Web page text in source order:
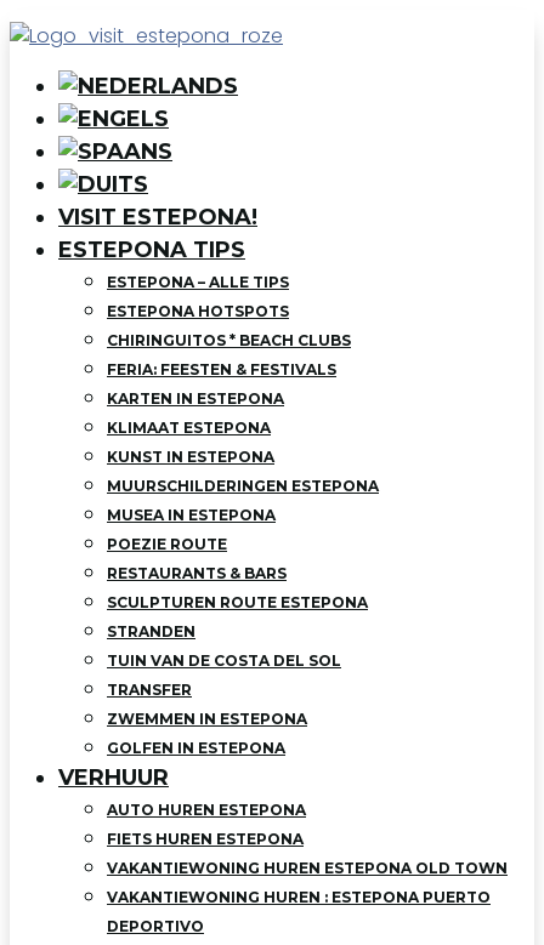
VISIT ESTEPONA!
ESTEPONA TIPS
ESTEPONA – ALLE TIPS
ESTEPONA HOTSPOTS
CHIRINGUITOS * BEACH CLUBS
FERIA: FEESTEN & FESTIVALS
KARTEN IN ESTEPONA
KLIMAAT ESTEPONA
KUNST IN ESTEPONA
MUURSCHILDERINGEN ESTEPONA
MUSEA IN ESTEPONA
POEZIE ROUTE
RESTAURANTS & BARS
SCULPTUREN ROUTE ESTEPONA
STRANDEN
TUIN VAN DE COSTA DEL SOL
TRANSFER
ZWEMMEN IN ESTEPONA
GOLFEN IN ESTEPONA
VERHUUR
AUTO HUREN ESTEPONA
FIETS HUREN ESTEPONA
VAKANTIEWONING HUREN ESTEPONA OLD TOWN
VAKANTIEWONING HUREN : ESTEPONA PUERTO
DEPORTIVO